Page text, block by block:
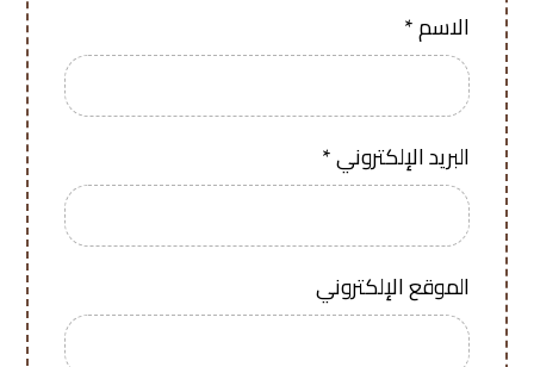
الاسم*
البريد الإلكتروني*
الموقع الإلكتروني